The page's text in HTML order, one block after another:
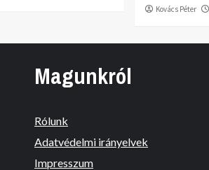
Kovács Péter
Magunkról
Rólunk
Adatvédelmi irányelvek
Impresszum